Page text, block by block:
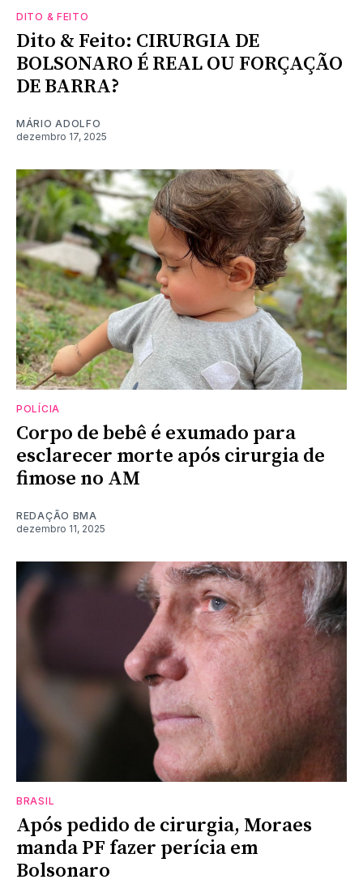
DITO & FEITO
Dito & Feito: CIRURGIA DE
BOLSONARO É REAL OU FORÇAÇÃO
DE BARRA?
MÁRIO ADOLFO
dezembro 17, 2025
POLÍCIA
Corpo de bebê é exumado para
esclarecer morte após cirurgia de
fimose no AM
REDAÇÃO BMA
dezembro 11, 2025
BRASIL
Após pedido de cirurgia, Moraes
manda PF fazer perícia em
Bolsonaro